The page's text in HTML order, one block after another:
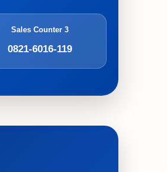
Sales Counter 3
0821-6016-119